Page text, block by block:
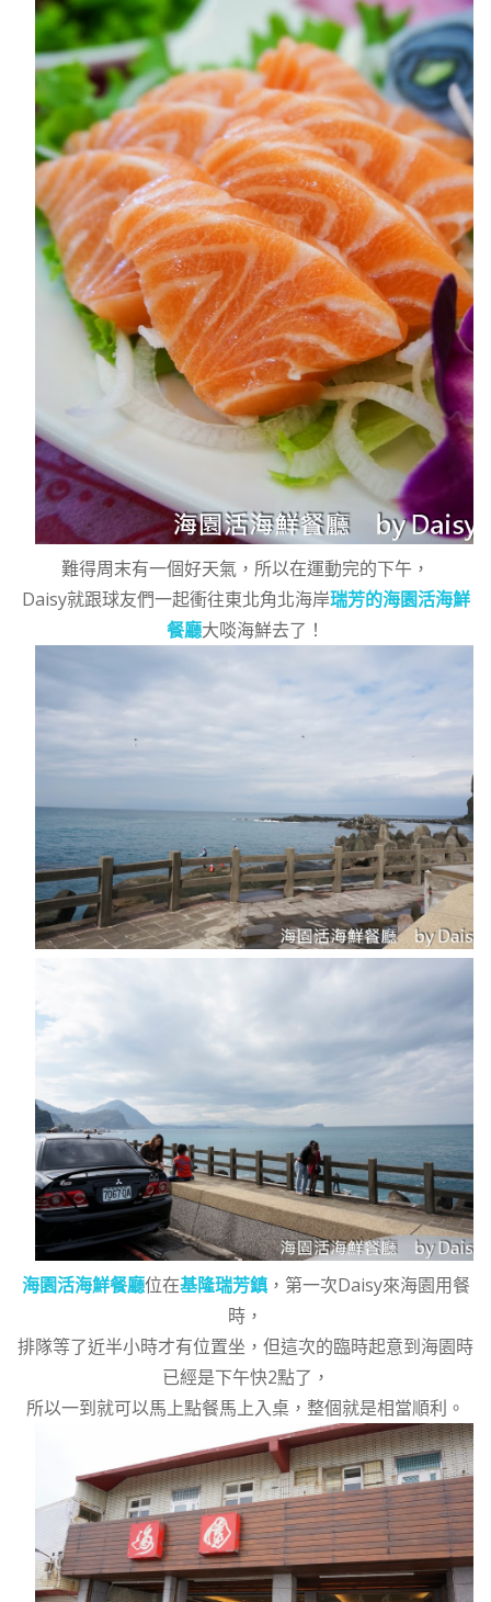
難得周末有一個好天氣，所以在運動完的下午，
Daisy就跟球友們一起衝往東北角北海岸瑞芳的海園活海鮮
餐廳大啖海鮮去了！
海園活海鮮餐廳位在基隆瑞芳鎮，第一次Daisy來海園用餐
時，
排隊等了近半小時才有位置坐，但這次的臨時起意到海園時
已經是下午快2點了，
所以一到就可以馬上點餐馬上入桌，整個就是相當順利。